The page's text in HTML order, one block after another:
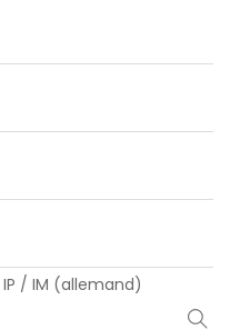
/ IM (allemand)